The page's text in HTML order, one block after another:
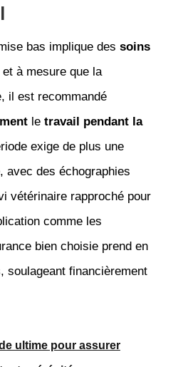
bas implique des soins
à mesure que la
il est recommandé
le travail pendant la
exige de plus une
avec des échographies
vétérinaire rapproché pour
comme les
bien choisie prend en
soulageant financièrement
ultime pour assurer